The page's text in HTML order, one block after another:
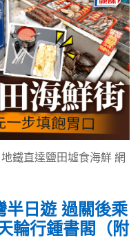
鐵直達鹽田墟食海鮮 網
半日遊 過關後乘
輪行鍾書閣（附